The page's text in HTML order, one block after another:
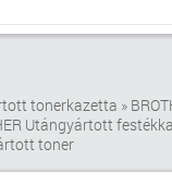
tonerkazetta »
Utángyártott
toner